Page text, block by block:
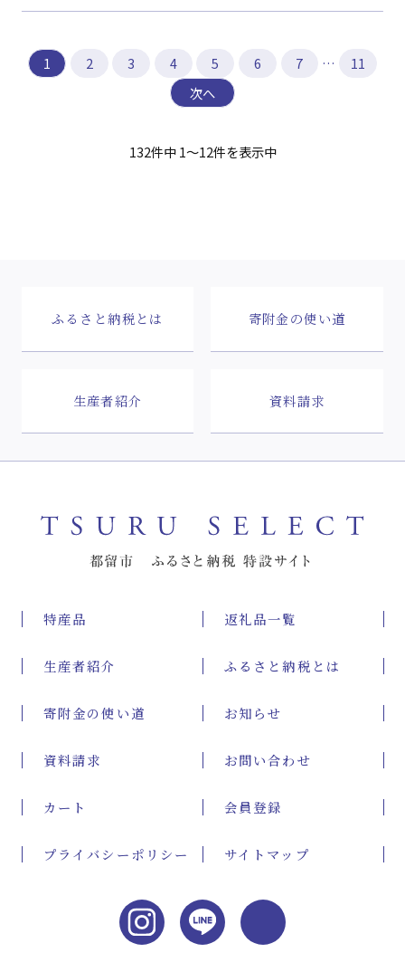
1 2 3 4 5 6 7 …
11
次へ
132件中 1～12件を表示中
ふるさと納税とは 寄附金の使い道
生産者紹介 資料請求
特産品 返礼品一覧
生産者紹介 ふるさと納税とは
寄附金の使い道 お知らせ
資料請求 お問い合わせ
カート 会員登録
プライバシーポリシー サイトマップ